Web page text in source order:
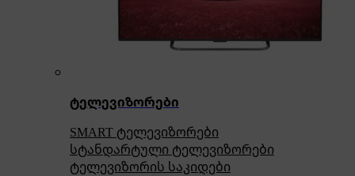
ტელევიზორები
SMART ტელევიზორები
სტანდარტული ტელევიზორები
ტელევიზორის საკიდები